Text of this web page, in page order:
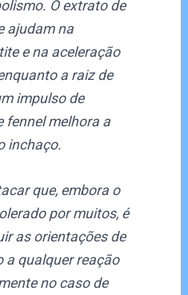
O extrato de
ajudam na
e na aceleração
a raiz de
impulso de
fennel melhora a
inchaço.
que, embora o
por muitos, é
as orientações de
a qualquer reação
no caso de